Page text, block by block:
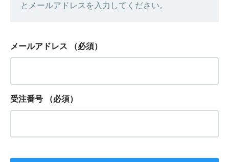
とメールアドレスを入力してください。
メールアドレス （必須）
受注番号 （必須）